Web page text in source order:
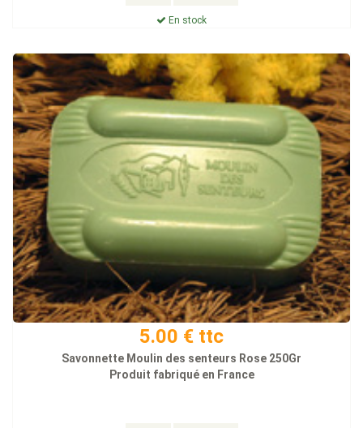
En stock
5.00 € ttc
Savonnette Moulin des senteurs Rose 250Gr
Produit fabriqué en France